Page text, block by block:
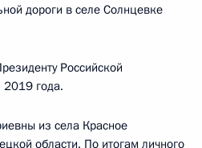
дороги в селе Солнцевке
Российской
года.
из села Красное
области. По итогам личного